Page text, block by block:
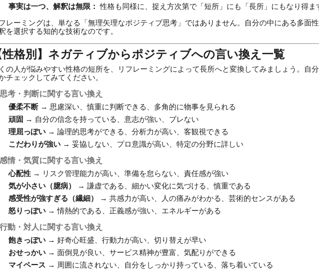
事実は一つ、解釈は無限： 性格も同様に、捉え方次第で「短所」にも「長所」にもなり得ま
レーミングは、単なる「無理矢理なポジティブ思考」ではありません。自分の中にある多面
を選択する知的な技術なのです。
性格別】ネガティブからポジティブへの言い換え一覧
の人が悩みやすい性格の短所を、リフレーミングによって長所へと変換してみましょう。自
チェックしてみてください。
考・判断に関する言い換え
優柔不断→ 思慮深い、慎重に判断できる、多角的に物事を見られる
頑固 → 自分の信念を持っている、意志が強い、ブレない
理屈っぽい → 論理的思考ができる、分析力が高い、客観視できる
こだわりが強い → 妥協しない、プロ意識が高い、特定の分野に詳しい
情・気質に関する言い換え
心配性 → リスク管理能力が高い、準備を怠らない、責任感が強い
気が小さい（臆病）
→ 謙虚である、細かい変化に気づける、慎重である
感受性が強すぎる（繊細）
→ 共感力が高い、人の痛みがわかる、芸術的センスがある
怒りっぽい → 情熱的である、正義感が強い、エネルギーがある
動・対人に関する言い換え
飽きっぽい → 好奇心旺盛、行動力が高い、切り替えが早い
おせっかい → 面倒見が良い、サービス精神が豊富、気配りができる
マイペース → 周囲に流されない、自分をしっかり持っている、落ち着いている